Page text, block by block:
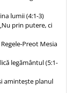
lumii (4:1-3)
prin putere, ci
Preot Mesia
legământul (5:1-
amintește planul